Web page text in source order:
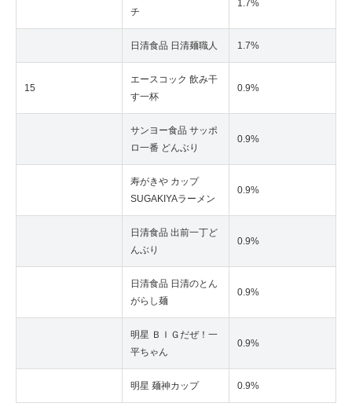
チ
1.7%
日清食品 日清麺職人 1.7%
15
エースコック 飲み干
す一杯
0.9%
サンヨー食品 サッポ
ロ一番 どんぶり
0.9%
寿がきや カップ
SUGAKIYAラーメン
0.9%
日清食品 出前一丁ど
んぶり
0.9%
日清食品 日清のとん
がらし麺
0.9%
明星 ＢＩＧだぜ！一
平ちゃん
0.9%
明星 麺神カップ 0.9%